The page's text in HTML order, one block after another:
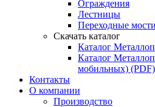
Ограждения
Лестницы
Переходные
Скачать каталог
Каталог
Каталог
мобильных) (PDF)
Контакты
О компании
Производство